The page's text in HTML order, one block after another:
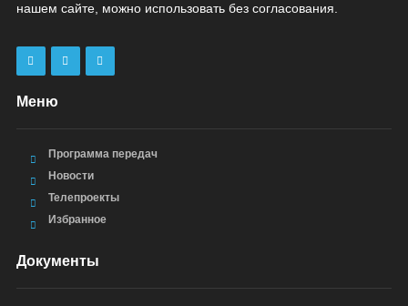
нашем сайте, можно использовать без согласования.
Меню
Программа передач
Новости
Телепроекты
Избранное
Документы